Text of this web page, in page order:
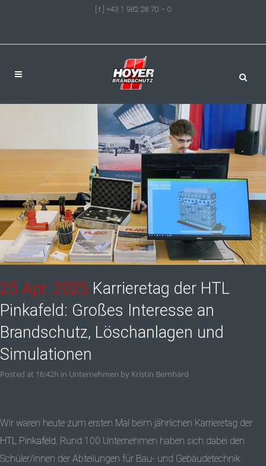
[ t ] +43 1 982 28 70 – 0
25 Apr. 2025 Karrieretag der HTL
Pinkafeld: Großes Interesse an
Brandschutz, Löschanlagen und
Simulationen
Posted at 16:42h in Unternehmen by Kristin Bernhard
Wir waren heute zum ersten Mal beim jährlichen Karrieretag der
HTL Pinkafeld. Rund 100 Unternehmen haben sich dabei den
Schüler/innen der Abteilungen für Bau- und Gebäudetechnik